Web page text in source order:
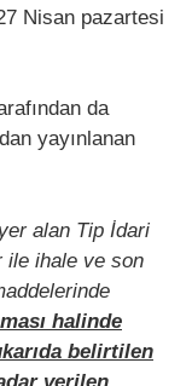
Nisan pazartesi
da
yayınlanan
alan Tip İdari
ile ihale ve son
halinde
belirtilen
verilen